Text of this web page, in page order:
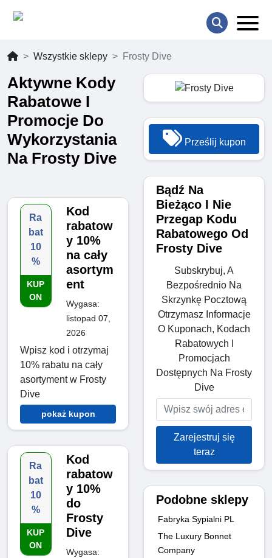
Wszystkie sklepy Frosty Dive
Aktywne Kody
Rabatowe I
Promocje Do
Wykorzystania
Na Frosty Dive
Ra
bat
10
%
KUP
ON
Kod
rabatow
y 10%
na cały
asortym
ent
Wygasa:
listopad 07,
2026
Wpisz kod i otrzymaj
10% rabatu na cały
asortyment w Frosty
Dive
pokaż kupon
Ra
bat
10
%
KUP
ON
Kod
rabatow
y 10%
do
Frosty
Dive
Wygasa:
Prześlij kupon
Bądź Na
Bieżąco I Nie
Przegap Kodu
Rabatowego Od
Frosty Dive
Subskrybuj, A
Bezpośrednio Na
Skrzynkę Pocztową
Otrzymasz Informacje
O Kuponach, Kodach
Rabatowych I
Promocjach
Dostępnych Na Frosty
Dive
Zarejestruj się
teraz
Podobne sklepy
Fabryka Sypialni PL
The Luxury Bonnet
Company